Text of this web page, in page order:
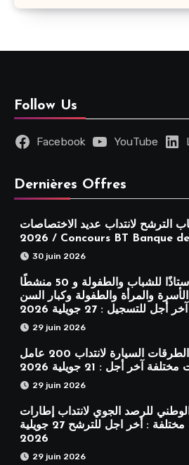
Follow Us
Facebook YouTube
Dernières Offres
الترشح لانتداب عديد الاختصاصات
2026 / Concours BT Banque
30 juin 2026
مناظرة انتداب 120 أستاذًا للشباب والطفولة و 50 منشطًا
والمرأة والطفولة وكبار السن
آخر أجل للتسجيل : 27 جويلية 2026
29 juin 2026
مناظرة شركة تونس الطرقات السيارة لانتداب 200 عامل
آخر أجل : 21 جويلية 2026
29 juin 2026
للرصد الجوي لانتداب إطارات
وأعوان في اختصاصات مختلفة : أخر اجل للترشح 27 جويلية
2026
29 juin 2026